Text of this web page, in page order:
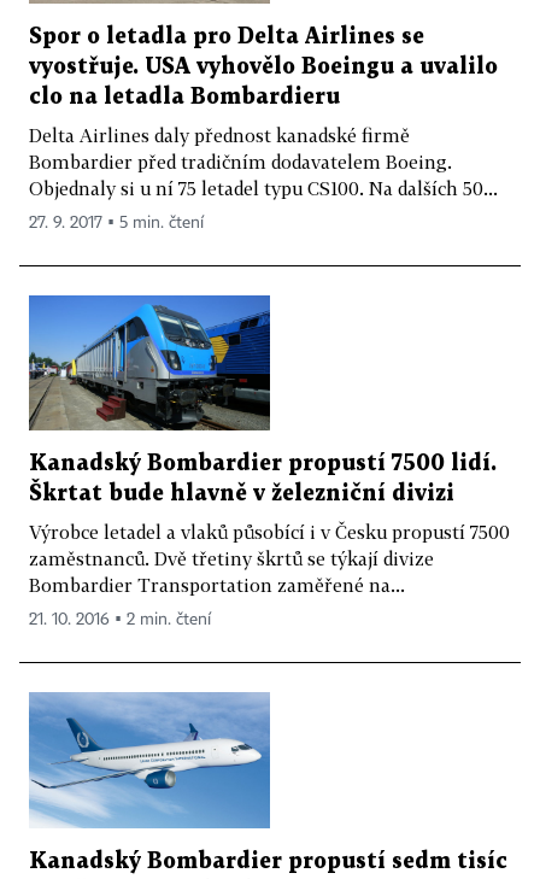
Spor o letadla pro Delta Airlines se
vyostřuje. USA vyhovělo Boeingu a uvalilo
clo na letadla Bombardieru
Delta Airlines daly přednost kanadské firmě
Bombardier před tradičním dodavatelem Boeing.
Objednaly si u ní 75 letadel typu CS100. Na dalších 50...
27. 9. 2017 ▪ 5 min. čtení
Kanadský Bombardier propustí 7500 lidí.
Škrtat bude hlavně v železniční divizi
Výrobce letadel a vlaků působící i v Česku propustí 7500
zaměstnanců. Dvě třetiny škrtů se týkají divize
Bombardier Transportation zaměřené na...
21. 10. 2016 ▪ 2 min. čtení
Kanadský Bombardier propustí sedm tisíc